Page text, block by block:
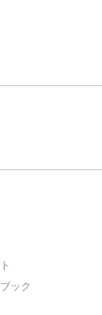
ック